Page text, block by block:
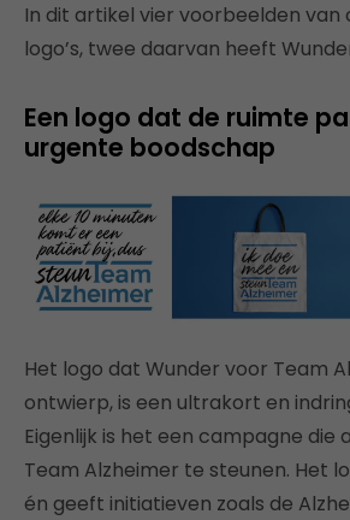
In dit artikel vier voorbeelden
logo’s, twee daarvan heeft
Een logo dat de ruimte
urgente boodschap
Het logo dat Wunder voor Team
ontwierp, is een ultrakort en
Eigenlijk is het een campagne die
Team Alzheimer te steunen. Het
én geeft initiatieven zoals de